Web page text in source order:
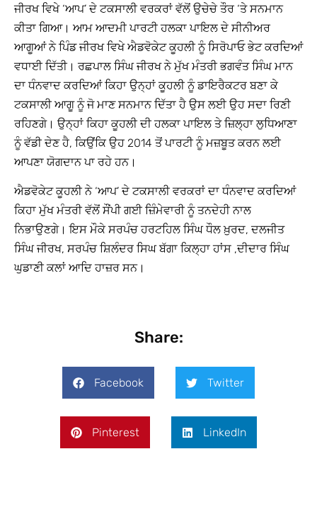
ਜੀਰਖ ਵਿਖੇ ‘ਆਪ’ ਦੇ ਟਕਸਾਲੀ ਵਰਕਰਾਂ ਵੱਲੋਂ ਉਚੇਚੇ ਤੌਰ ‘ਤੇ ਸਨਮਾਨ
ਕੀਤਾ ਗਿਆ। ਆਮ ਆਦਮੀ ਪਾਰਟੀ ਹਲਕਾ ਪਾਇਲ ਦੇ ਸੀਨੀਅਰ
ਆਗੂਆਂ ਨੇ ਪਿੰਡ ਜੀਰਖ ਵਿਖੇ ਐਡਵੋਕੇਟ ਕੂਹਲੀ ਨੂੰ ਸਿਰੋਪਾਓ ਭੇਟ ਕਰਦਿਆਂ
ਵਧਾਈ ਦਿੱਤੀ। ਰਛਪਾਲ ਸਿੰਘ ਜੀਰਖ ਨੇ ਮੁੱਖ ਮੰਤਰੀ ਭਗਵੰਤ ਸਿੰਘ ਮਾਨ
ਦਾ ਧੰਨਵਾਦ ਕਰਦਿਆਂ ਕਿਹਾ ਉਨ੍ਹਾਂ ਕੂਹਲੀ ਨੂੰ ਡਾਇਰੈਕਟਰ ਬਣਾ ਕੇ
ਟਕਸਾਲੀ ਆਗੂ ਨੂੰ ਜੋ ਮਾਣ ਸਨਮਾਨ ਦਿੱਤਾ ਹੈ ਉਸ ਲਈ ਉਹ ਸਦਾ ਰਿਣੀ
ਰਹਿਣਗੇ। ਉਨ੍ਹਾਂ ਕਿਹਾ ਕੂਹਲੀ ਦੀ ਹਲਕਾ ਪਾਇਲ ਤੇ ਜ਼ਿਲ੍ਹਾ ਲੁਧਿਆਣਾ
ਨੂੰ ਵੱਡੀ ਦੇਣ ਹੈ, ਕਿਉਂਕਿ ਉਹ 2014 ਤੋਂ ਪਾਰਟੀ ਨੂੰ ਮਜ਼ਬੂਤ ਕਰਨ ਲਈ
ਆਪਣਾ ਯੋਗਦਾਨ ਪਾ ਰਹੇ ਹਨ।
ਐਡਵੋਕੇਟ ਕੂਹਲੀ ਨੇ ‘ਆਪ’ ਦੇ ਟਕਸਾਲੀ ਵਰਕਰਾਂ ਦਾ ਧੰਨਵਾਦ ਕਰਦਿਆਂ
ਕਿਹਾ ਮੁੱਖ ਮੰਤਰੀ ਵੱਲੋਂ ਸੌਂਪੀ ਗਈ ਜ਼ਿੰਮੇਵਾਰੀ ਨੂੰ ਤਨਦੇਹੀ ਨਾਲ
ਨਿਭਾਉਣਗੇ। ਇਸ ਮੌਕੇ ਸਰਪੰਚ ਹਰਟਹਿਲ ਸਿੰਘ ਧੌਲ ਖ਼ੁਰਦ, ਦਲਜੀਤ
ਸਿੰਘ ਜੀਰਖ, ਸਰਪੰਚ ਸ਼ਿਲੰਦਰ ਸਿਘ ਬੱਗਾ ਕਿਲ੍ਹਾ ਹਾਂਸ ,ਦੀਦਾਰ ਸਿੰਘ
ਘੁਡਾਣੀ ਕਲਾਂ ਆਦਿ ਹਾਜ਼ਰ ਸਨ।
Share:
Facebook Twitter
Pinterest LinkedIn